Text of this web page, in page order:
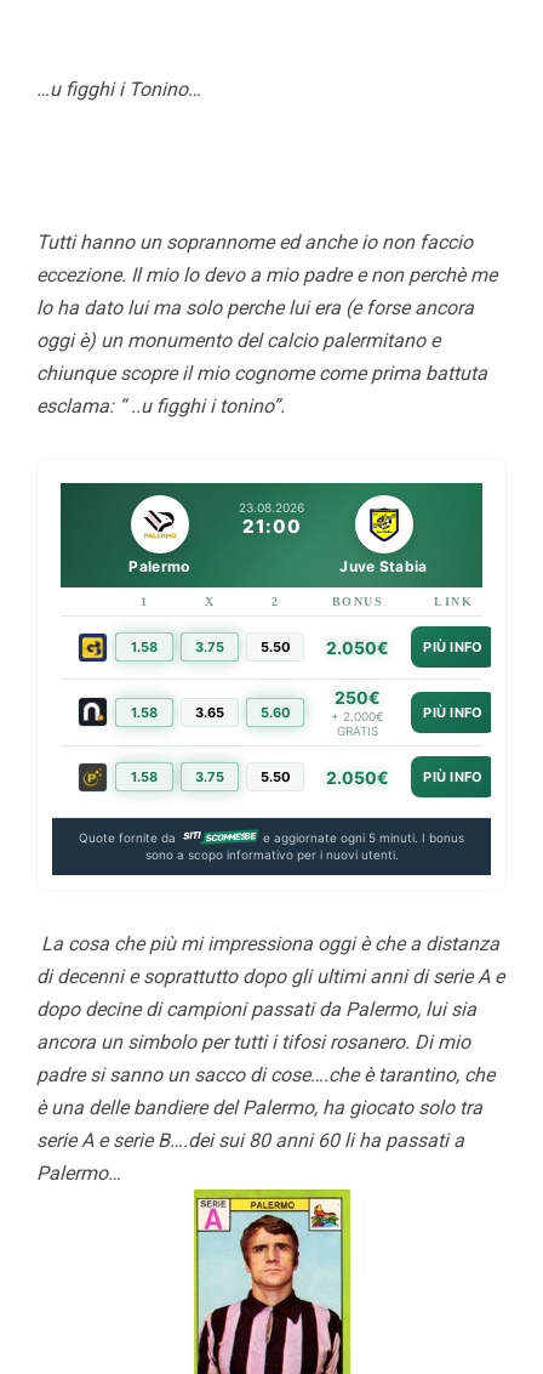
…u figghi i Tonino…
Tutti hanno un soprannome ed anche io non faccio
eccezione. Il mio lo devo a mio padre e non perchè me
lo ha dato lui ma solo perche lui era (e forse ancora
oggi è) un monumento del calcio palermitano e
chiunque scopre il mio cognome come prima battuta
esclama: “ ..u figghi i tonino”.
23.08.2026
21:00
Palermo Juve Stabia
1 X 2 BONUS LINK
1.58 3.75 5.50 2.050€ PIÙ INFO
1.58 3.65 5.60
250€
+ 2.000€
GRATIS
PIÙ INFO
1.58 3.75 5.50 2.050€ PIÙ INFO
Quote fornite da
e aggiornate ogni 5 minuti. I bonus
sono a scopo informativo per i nuovi utenti.
La cosa che più mi impressiona oggi è che a distanza
di decenni e soprattutto dopo gli ultimi anni di serie A e
dopo decine di campioni passati da Palermo, lui sia
ancora un simbolo per tutti i tifosi rosanero. Di mio
padre si sanno un sacco di cose….che è tarantino, che
è una delle bandiere del Palermo, ha giocato solo tra
serie A e serie B….dei sui 80 anni 60 li ha passati a
Palermo…